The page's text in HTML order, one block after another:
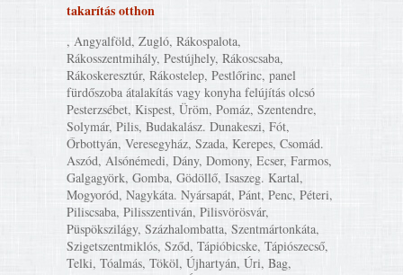
takarítás otthon
, Angyalföld, Zugló, Rákospalota,
Rákosszentmihály, Pestújhely, Rákoscsaba,
Rákoskeresztúr, Rákostelep, Pestlőrinc, panel
fürdőszoba átalakítás vagy konyha felújítás olcsó
Pesterzsébet, Kispest, Üröm, Pomáz, Szentendre,
Solymár, Pilis, Budakalász. Dunakeszi, Fót,
Őrbottyán, Veresegyház, Szada, Kerepes, Csomád.
Aszód, Alsónémedi, Dány, Domony, Ecser, Farmos,
Galgagyörk, Gomba, Gödöllő, Isaszeg. Kartal,
Mogyoród, Nagykáta. Nyársapát, Pánt, Penc, Péteri,
Piliscsaba, Pilisszentiván, Pilisvörösvár,
Püspökszilágy, Százhalombatta, Szentmártonkáta,
Szigetszentmiklós, Sződ, Tápióbicske, Tápiószecső,
Telki, Tóalmás, Tököl, Újhartyán, Úri, Bag,